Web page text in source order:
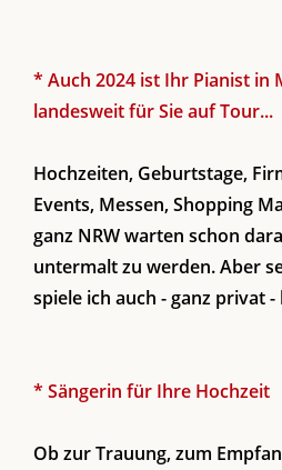
* Auch 2024 ist Ihr Pianist in
landesweit für Sie auf Tour...
Hochzeiten, Geburtstage,
Events, Messen, Shopping
ganz NRW warten schon
untermalt zu werden. Aber
spiele ich auch - ganz privat
* Sängerin für Ihre Hochzeit
Ob zur Trauung, zum